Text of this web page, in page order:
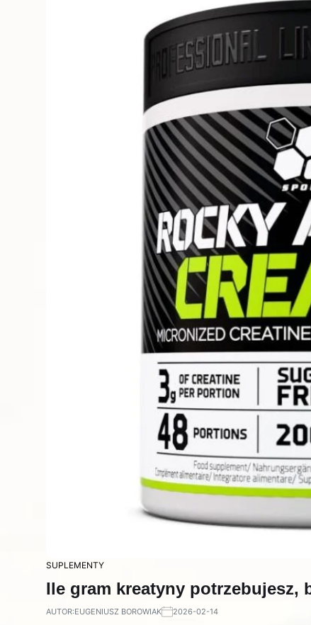
SUPLEMENTY
Ile gram kreatyny potrzebujesz,
AUTOR:EUGENIUSZ BOROWIAK 2026-02-14